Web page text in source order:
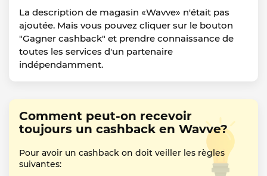
La description de magasin «Wavve» n'était pas
ajoutée. Mais vous pouvez cliquer sur le bouton
"Gagner cashback" et prendre connaissance de
toutes les services d'un partenaire
indépendamment.
Comment peut-on recevoir
toujours un cashback en Wavve?
Pour avoir un cashback on doit veiller les règles
suivantes: